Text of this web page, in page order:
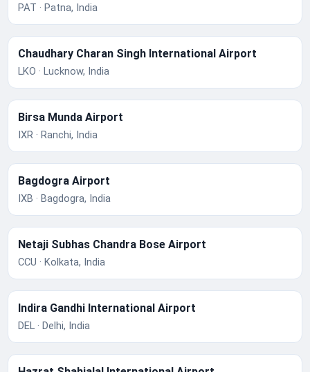
PAT · Patna, India
Chaudhary Charan Singh International Airport
LKO · Lucknow, India
Birsa Munda Airport
IXR · Ranchi, India
Bagdogra Airport
IXB · Bagdogra, India
Netaji Subhas Chandra Bose Airport
CCU · Kolkata, India
Indira Gandhi International Airport
DEL · Delhi, India